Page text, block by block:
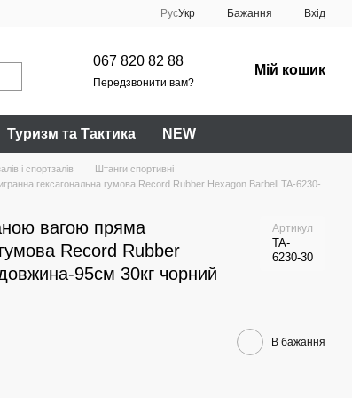
РусУкр Бажання Вхід
067 820 82 88
Передзвонити вам?
Мій кошик
Туризм та Тактика NEW
і спортзалів
Штанги спортивні
гексагональна гумова Record Rubber Hexagon Barbell TA-6230-
вагою пряма
Record Rubber
95см 30кг чорний
Артикул
TA-
6230-30
В бажання